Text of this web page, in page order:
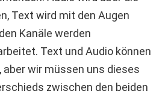
Text wird mit den Augen
Kanäle werden
Text und Audio können
wir müssen uns dieses
zwischen den beiden